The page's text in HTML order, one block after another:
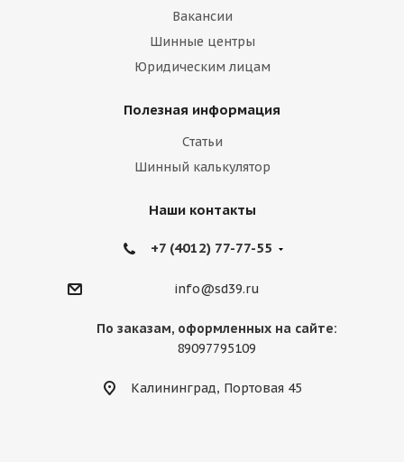
Вакансии
Шинные центры
Юридическим лицам
Полезная информация
Статьи
Шинный калькулятор
Наши контакты
+7 (4012) 77-77-55
info@sd39.ru
По заказам, оформленных на сайте:
89097795109
Калининград, Портовая 45